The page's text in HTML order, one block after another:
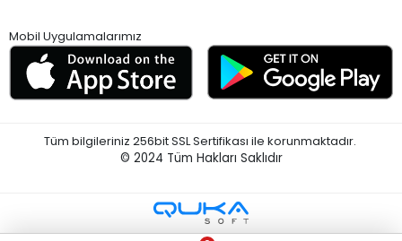
Mobil Uygulamalarımız
Tüm bilgileriniz 256bit SSL Sertifikası ile korunmaktadır.
© 2024 Tüm Hakları Saklıdır